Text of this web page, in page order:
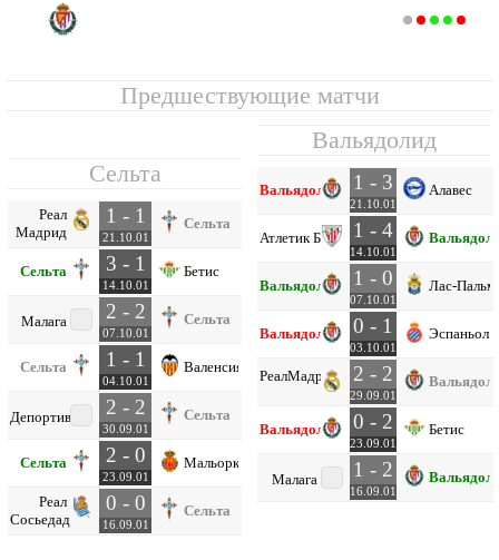
Предшествующие матчи
Сельта
Реал
Мадрид
1 - 1
21.10.01
Сельта
Сельта 3 - 1
14.10.01
Бетис
Малага 2 - 2
07.10.01
Сельта
Сельта 1 - 1
04.10.01
Валенсия
Депортиво 2 - 2
30.09.01
Сельта
Сельта 2 - 0
23.09.01
Мальорка
Реал
Сосьедад
0 - 0
16.09.01
Сельта
Вальядолид
Вальядолид 1 - 3
21.10.01
Алавес
Атлетик Б 1 - 4
14.10.01
Вальядолид 1 - 0
07.10.01
Лас-
Вальядолид 0 - 1
03.10.01
Эспаньол
РеалМадрид 2 - 2
29.09.01
Вальядолид 0 - 2
23.09.01
Бетис
Малага 1 - 2
16.09.01